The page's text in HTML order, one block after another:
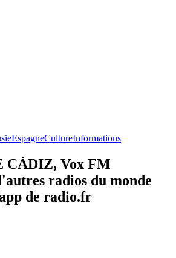
EspagneCultureInformations
CÁDIZ, Vox FM
radios du monde
de radio.fr